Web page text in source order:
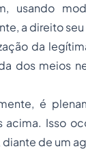
usando
a direito
da
dos meios
é
acima. Isso
de um